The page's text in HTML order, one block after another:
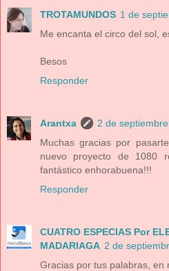
TROTAMUNDOS 1 de
Me encanta el circo del sol,
Besos
Responder
Arantxa
2 de
Muchas gracias por
nuevo proyecto de 1080
fantástico enhorabuena!!!
Responder
CUATRO ESPECIAS Por
MADARIAGA 2 de
Gracias por tus palabras, en